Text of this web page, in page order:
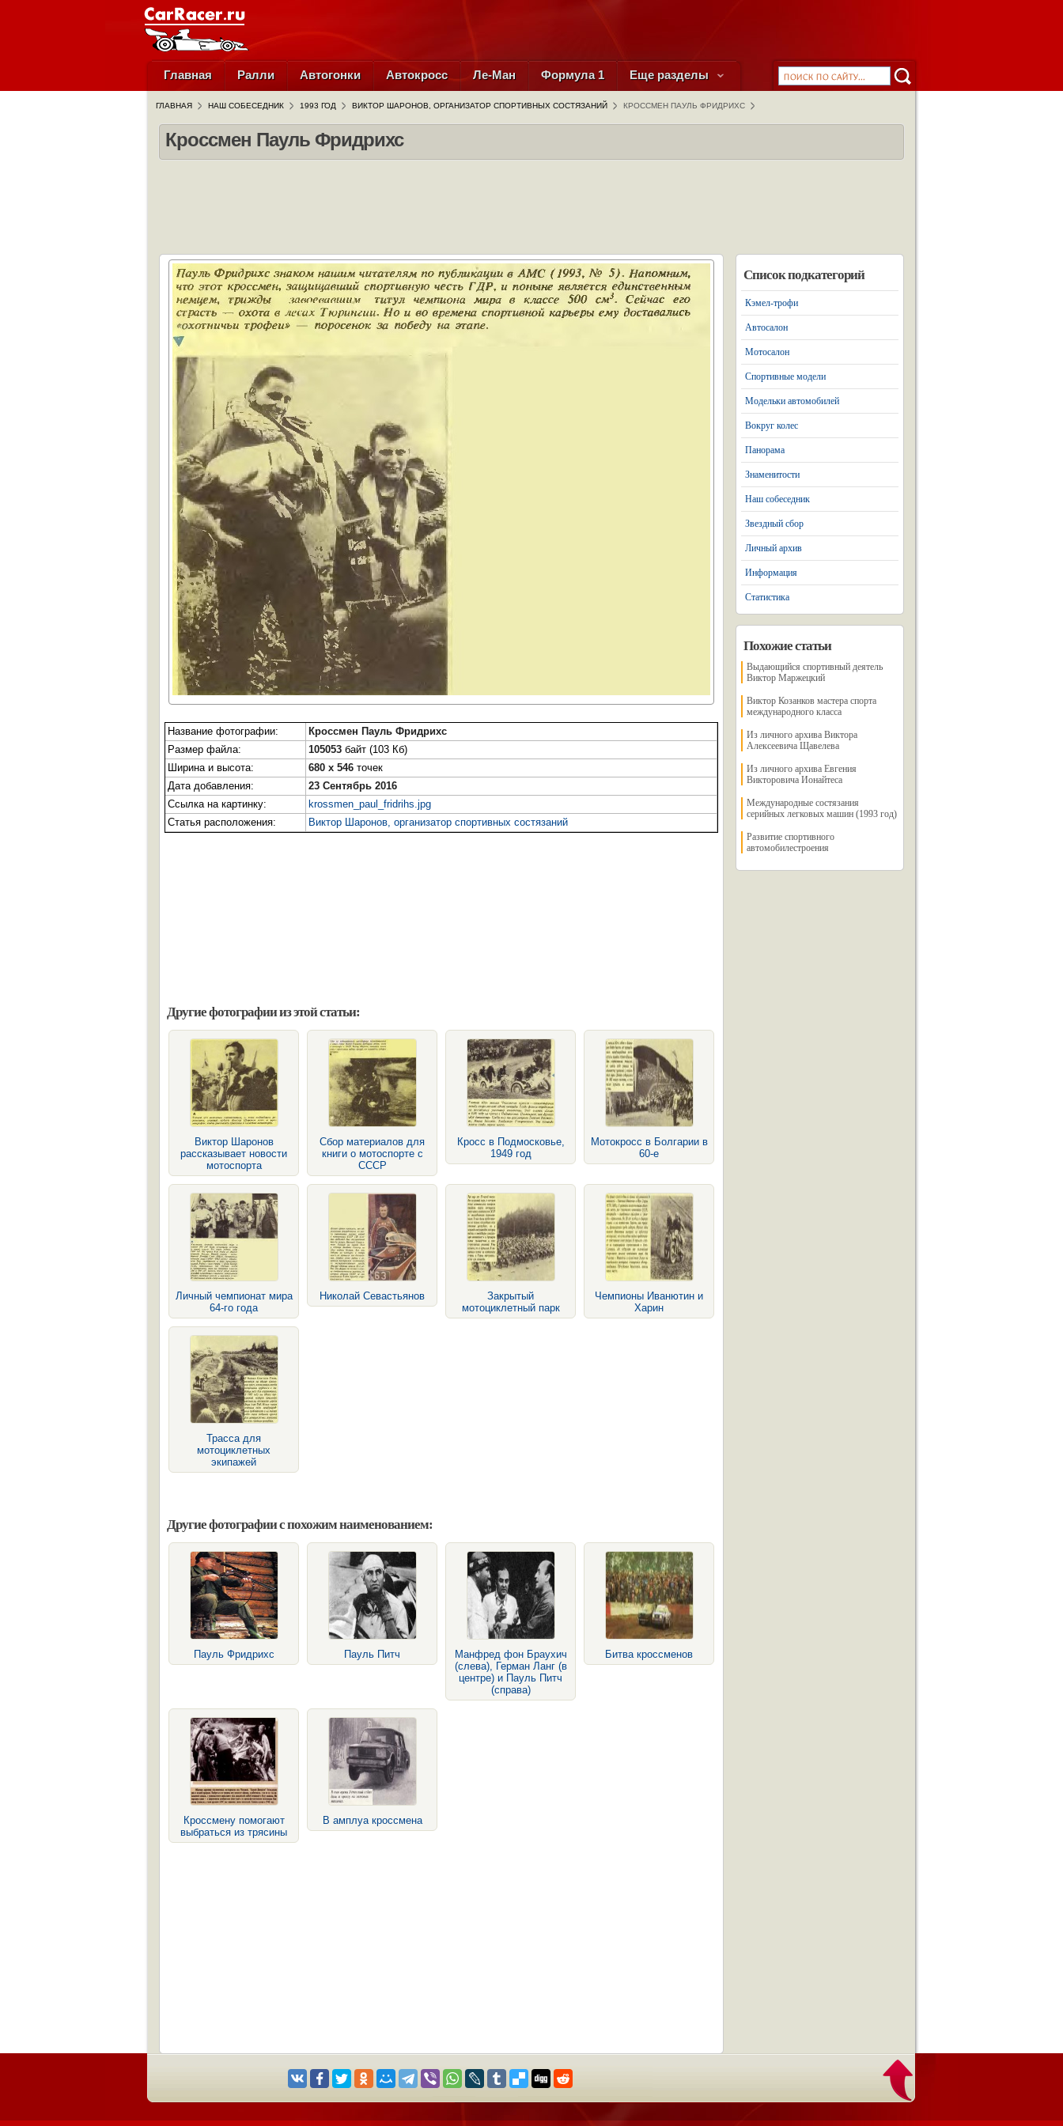
Главная Ралли Автогонки Автокросс Ле-Ман Формула 1 Еще разделы
ГЛАВНАЯ НАШ СОБЕСЕДНИК 1993 ГОД ВИКТОР ШАРОНОВ, ОРГАНИЗАТОР СПОРТИВНЫХ СОСТЯЗАНИЙ КРОССМЕН ПАУЛЬ ФРИДРИХС
Кроссмен Пауль Фридрихс
Название фотографии:
Кроссмен Пауль Фридрихс
Размер файла:
105053 байт (103 Кб)
Ширина и высота:
680 x 546 точек
Дата добавления:
23 Сентябрь 2016
Ссылка на картинку:
krossmen_paul_fridrihs.jpg
Статья расположения:
Виктор Шаронов, организатор спортивных состязаний
Другие фотографии из этой статьи:
Виктор Шаронов
рассказывает новости
мотоспорта
Сбор материалов для
книги о мотоспорте с
СССР
Кросс в Подмосковье,
1949 год
Мотокросс в Болгарии в
60-е
Личный чемпионат мира
64-го года
Николай Севастьянов
Закрытый
мотоциклетный парк
Чемпионы Иванютин и
Харин
Трасса для
мотоциклетных
экипажей
Другие фотографии с похожим наименованием:
Пауль Фридрихс Пауль Питч
Манфред фон Браухич
(слева), Герман Ланг (в
центре) и Пауль Питч
(справа)
Битва кроссменов
Кроссмену помогают
выбраться из трясины
В амплуа кроссмена
Список подкатегорий
Кэмел-трофи
Автосалон
Мотосалон
Спортивные модели
Модельки автомобилей
Вокруг колес
Панорама
Знаменитости
Наш собеседник
Звездный сбор
Личный архив
Информация
Статистика
Похожие статьи
Выдающийся спортивный деятель
Виктор Маржецкий
Виктор Козанков мастера спорта
международного класса
Из личного архива Виктора
Алексеевича Щавелева
Из личного архива Евгения
Викторовича Ионайтеса
Международные состязания
серийных легковых машин (1993 год)
Развитие спортивного
автомобилестроения